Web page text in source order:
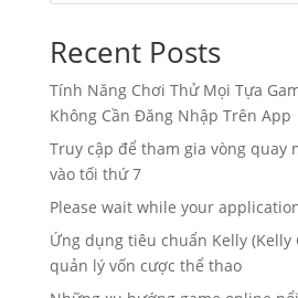
Recent Posts
Tính Năng Chơi Thử Mọi Tựa
Không Cần Đăng Nhập Trên App
Truy cập để tham gia vòng quay
vào tối thứ 7
Please wait while your
Ứng dụng tiêu chuẩn Kelly
quản lý vốn cược thể thao